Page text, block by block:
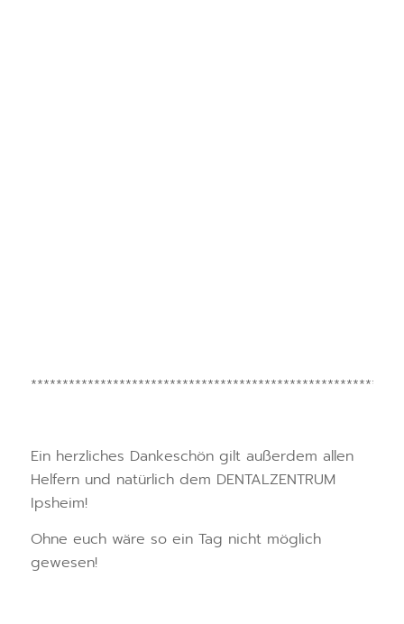
Ein herzliches Dankeschön gilt außerdem allen
Helfern und natürlich dem DENTALZENTRUM
Ipsheim!
Ohne euch wäre so ein Tag nicht möglich
gewesen!